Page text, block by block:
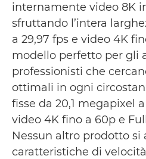
internamente video 8K
sfruttando l’intera
a 29,97 fps e video 4K
modello perfetto per gli
professionisti che
ottimali in ogni
fisse da 20,1 megapixel
video 4K fino a 60p e
Nessun altro prodotto si
caratteristiche di